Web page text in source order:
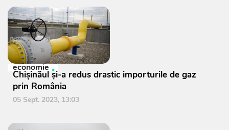
economie
Chișinăul și-a redus drastic importurile de gaz
prin România
05 Sept. 2023, 13:03